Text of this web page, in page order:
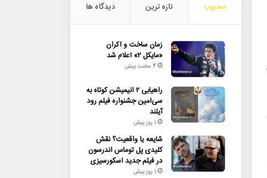
محبوب تازه ترین دیدگاه ها
زمان ساخت و اکران
«مایکل ۲» اعلام شد
4 ساعت پیش
راهیابی ۲ انیمیشن کوتاه به
سی‌امین جشنواره فیلم رود
آیلند
1 روز پیش
شایعه یا واقعیت؟ نقش
کلیدی پل توماس اندرسون
در فیلم جدید اسکورسیزی
1 روز پیش